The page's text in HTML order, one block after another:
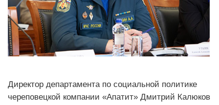
Директор департамента по социальной политике
череповецкой компании «Апатит» Дмитрий Калюков